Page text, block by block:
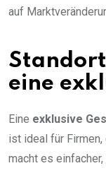
auf
eine
Eine exklusive
ist ideal für Firmen,
macht es